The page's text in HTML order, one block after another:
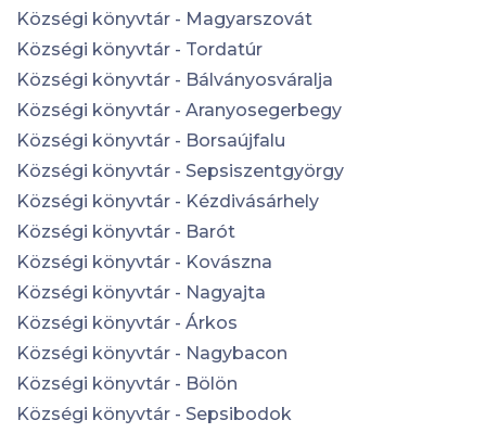
Községi könyvtár - Magyarszovát
Községi könyvtár - Tordatúr
Községi könyvtár - Bálványosváralja
Községi könyvtár - Aranyosegerbegy
Községi könyvtár - Borsaújfalu
Községi könyvtár - Sepsiszentgyörgy
Községi könyvtár - Kézdivásárhely
Községi könyvtár - Barót
Községi könyvtár - Kovászna
Községi könyvtár - Nagyajta
Községi könyvtár - Árkos
Községi könyvtár - Nagybacon
Községi könyvtár - Bölön
Községi könyvtár - Sepsibodok